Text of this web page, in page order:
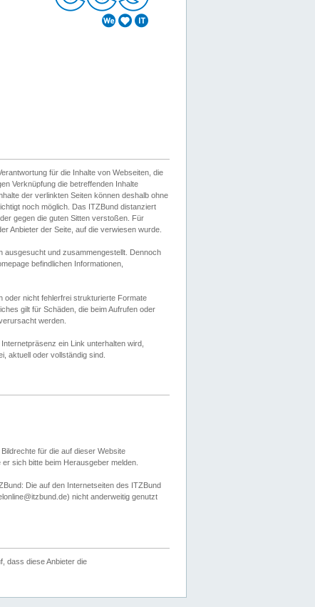
für die Inhalte von Webseiten, die
Verknüpfung die betreffenden Inhalte
der verlinkten Seiten können deshalb ohne
noch möglich. Das ITZBund distanziert
gegen die guten Sitten verstoßen. Für
Anbieter der Seite, auf die verwiesen wurde.
ausgesucht und zusammengestellt. Dennoch
befindlichen Informationen,
oder nicht fehlerfrei strukturierte Formate
gilt für Schäden, die beim Aufrufen oder
werden.
ein Link unterhalten wird,
aktuell oder vollständig sind.
für die auf dieser Website
sich bitte beim Herausgeber melden.
Die auf den Internetseiten des ITZBund
nicht anderweitig genutzt
dass diese Anbieter die